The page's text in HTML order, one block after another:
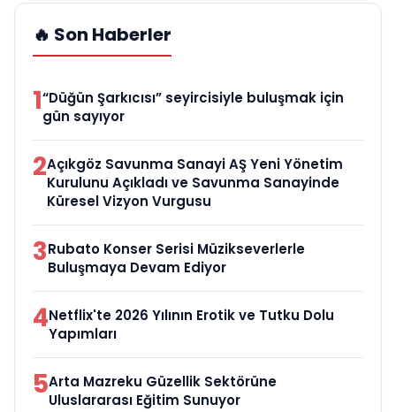
🔥 Son Haberler
1“Düğün Şarkıcısı” seyircisiyle buluşmak için
gün sayıyor
2Açıkgöz Savunma Sanayi AŞ Yeni Yönetim
Kurulunu Açıkladı ve Savunma Sanayinde
Küresel Vizyon Vurgusu
3Rubato Konser Serisi Müzikseverlerle
Buluşmaya Devam Ediyor
4Netflix'te 2026 Yılının Erotik ve Tutku Dolu
Yapımları
5Arta Mazreku Güzellik Sektörüne
Uluslararası Eğitim Sunuyor